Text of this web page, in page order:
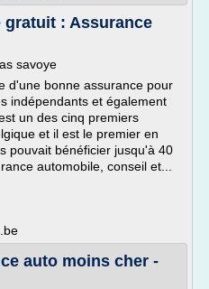
: Assurance
savoye
d'une bonne assurance pour
indépendants et également
un des cinq premiers
et il est le premier en
pouvait bénéficier jusqu'à 40
automobile, conseil et...
auto moins cher -